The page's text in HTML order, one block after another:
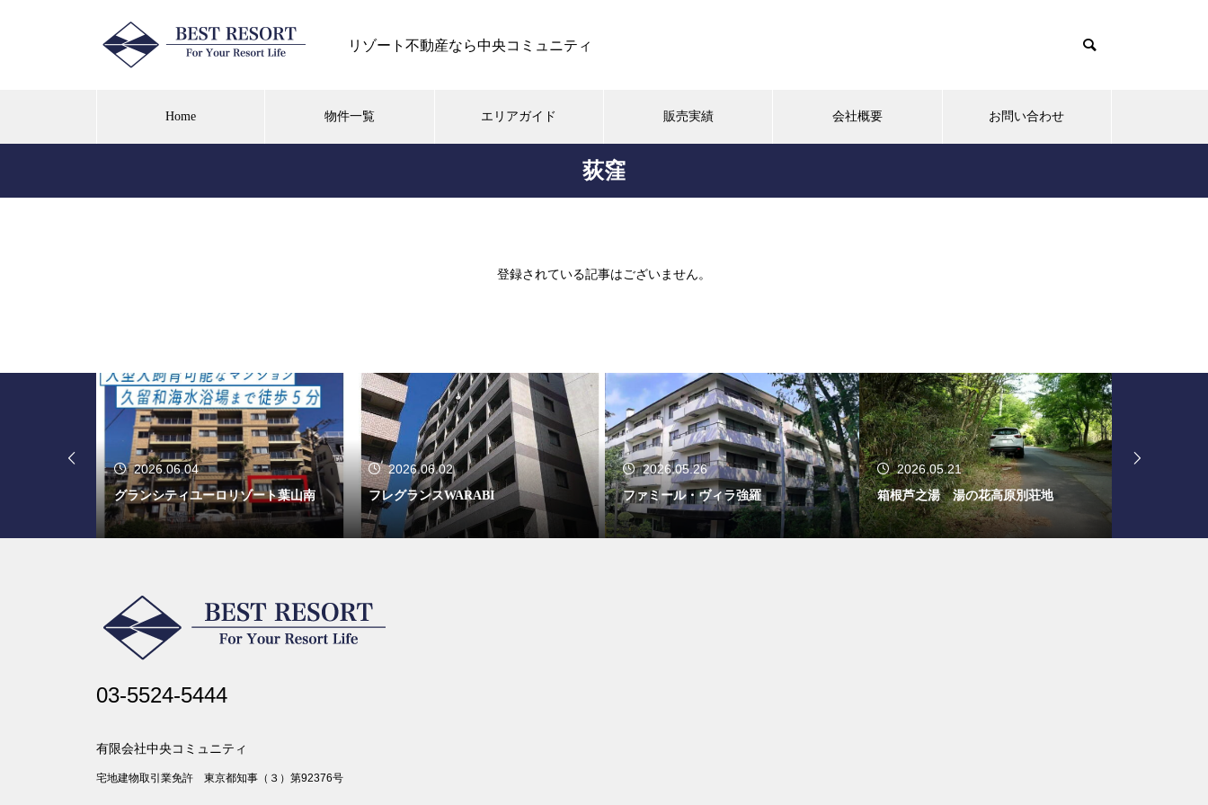
リゾート不動産なら中央コミュニティ
Home 物件一覧 エリアガイド 販売実績 会社概要 お問い合わせ
マンション
旧軽井沢 鹿島の森北
荻窪
登録されている記事はございません。
2026.06.04
グランシティユーロリゾート葉山南
2026.06.02
フレグランスWARABI
2026.05.26
ファミール・ヴィラ強羅
2026.05.21
箱根芦之湯 湯の花高原別荘地
03-5524-5444
有限会社中央コミュニティ
宅地建物取引業免許 東京都知事（３）第92376号